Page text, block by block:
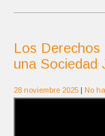
Los Derechos
una Sociedad
28 noviembre 2025 No